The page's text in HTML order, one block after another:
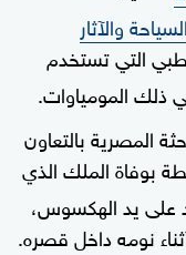
والآثار
التي تستخدم
ذلك المومياوات.
المصرية بالتعاون
بوفاة الملك الذي
على يد الهكسوس،
نومه داخل قصره.